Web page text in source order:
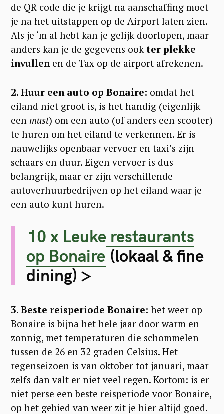
de QR code die je krijgt na aanschaffing moet
je na het uitstappen op de Airport laten zien.
Als je ‘m al hebt kan je gelijk doorlopen, maar
anders kan je de gegevens ook ter plekke
invullen en de Tax op de airport afrekenen.
2. Huur een auto op Bonaire: omdat het
eiland niet groot is, is het handig (eigenlijk
een must) om een auto (of anders een scooter)
te huren om het eiland te verkennen. Er is
nauwelijks openbaar vervoer en taxi’s zijn
schaars en duur. Eigen vervoer is dus
belangrijk, maar er zijn verschillende
autoverhuurbedrijven op het eiland waar je
een auto kunt huren.
10 x Leuke restaurants
op Bonaire (lokaal & fine
dining) >
3. Beste reisperiode Bonaire: het weer op
Bonaire is bijna het hele jaar door warm en
zonnig, met temperaturen die schommelen
tussen de 26 en 32 graden Celsius. Het
regenseizoen is van oktober tot januari, maar
zelfs dan valt er niet veel regen. Kortom: is er
niet perse een beste reisperiode voor Bonaire,
op het gebied van weer zit je hier altijd goed.